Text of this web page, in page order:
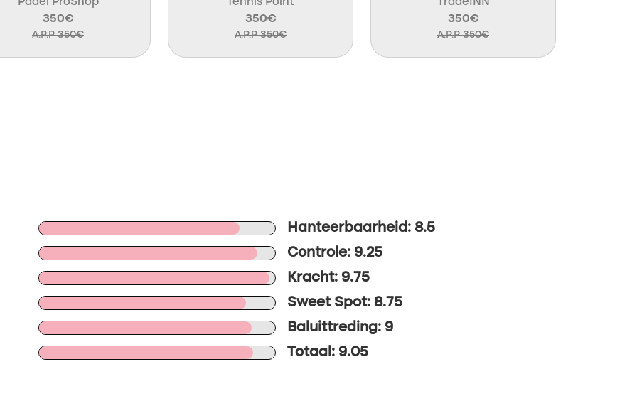
350€
A.P.P 350€
350€
A.P.P 350€
350€
A.P.P 350€
Hanteerbaarheid: 8.5
Controle: 9.25
Kracht: 9.75
Sweet Spot: 8.75
Baluittreding: 9
Totaal: 9.05